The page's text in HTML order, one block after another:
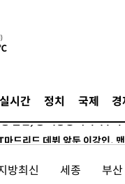
실시간 정치 국제
마드리드 7번' 이강인, 맨시티
]'AT마드리드 7번' 이강인,
강인 ATM 입단식에 '상암벌
마드리드 데뷔 앞둔 이강인,
강원·TK 당원투표 합산 김
방최신 세종 부산